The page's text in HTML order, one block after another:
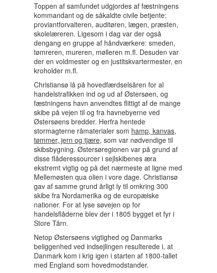
Toppen af samfundet udgjordes af fæstningens
kommandant og de såkaldte civile betjente:
proviantforvalteren, auditøren, lægen, præsten,
skolelæreren. Ligesom i dag var der også
dengang en gruppe af håndværkere: smeden,
tømreren, mureren, mølleren m.fl. Desuden var
der en voldmester og en justitskvartermester, en
kroholder m.fl.
Christiansø lå på hovedfærdselsåren for al
handelstrafikken ind og ud af Østersøen, og
fæstningens havn anvendtes flittigt af de mange
skibe på vejen til og fra havnebyerne ved
Østersøens bredder. Herfra hentede
stormagterne råmaterialer som hamp, kanvas,
tømmer, jern og tjære, som var nødvendige til
skibsbygning. Østersøregionen var på grund af
disse flåderessourcer i sejlskibenes æra
ekstremt vigtig og på det nærmeste at ligne med
Mellemøsten qua olien i vore dage. Christiansø
gav af samme grund årligt ly til omkring 300
skibe fra Nordamerika og de europæiske
nationer. For at lyse søvejen op for
handelsflåderne blev der i 1805 bygget et fyr i
Store Tårn.
Netop Østersøens vigtighed og Danmarks
beliggenhed ved indsejlingen resulterede i, at
Danmark kom i krig igen i starten af 1800-tallet
med England som hovedmodstander.